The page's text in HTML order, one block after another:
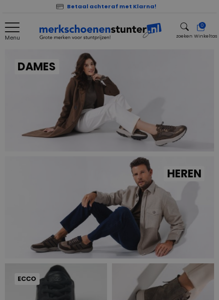
Betaal achteraf met Klarna!
Menu zoeken
0
Winkeltas
DAMES
HEREN
ECCO